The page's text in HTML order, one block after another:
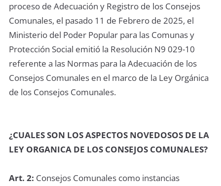
proceso de Adecuación y Registro de los Consejos
Comunales, el pasado 11 de Febrero de 2025, el
Ministerio del Poder Popular para las Comunas y
Protección Social emitió la Resolución N9 029-10
referente a las Normas para la Adecuación de los
Consejos Comunales en el marco de la Ley Orgánica
de los Consejos Comunales.
¿CUALES SON LOS ASPECTOS NOVEDOSOS DE LA
LEY ORGANICA DE LOS CONSEJOS COMUNALES?
Art. 2: Consejos Comunales como instancias